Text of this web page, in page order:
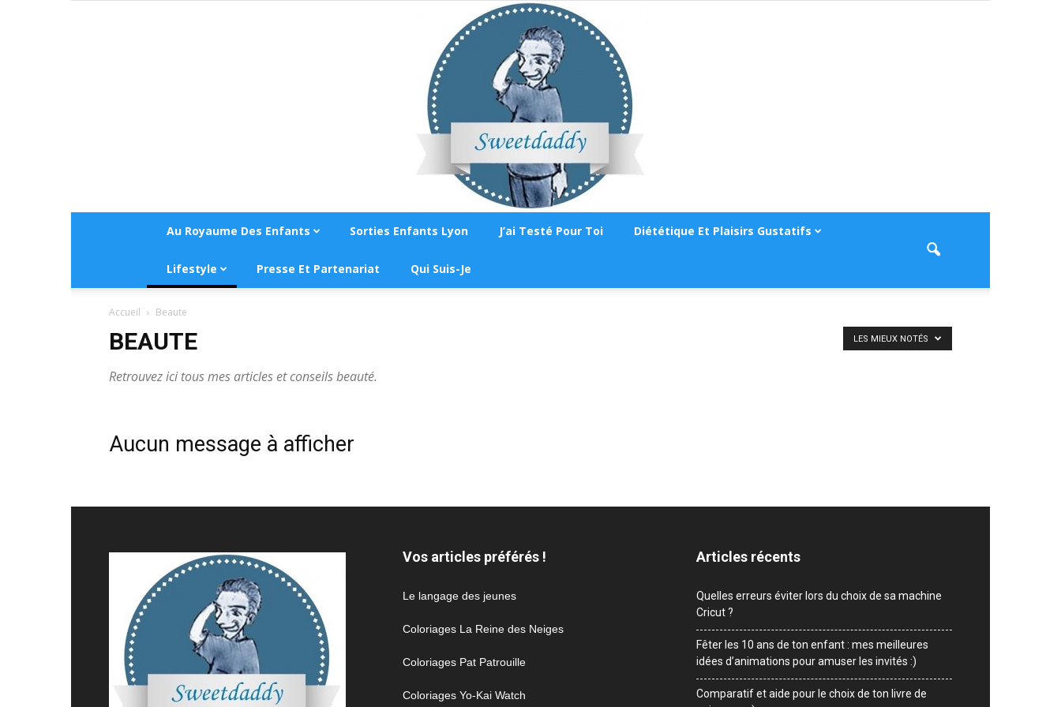
Au Royaume Des Enfants Sorties Enfants Lyon J’ai Testé Pour Toi Diététique Et Plaisirs Gustatifs
Lifestyle Presse Et Partenariat Qui Suis-Je
Accueil Beaute
BEAUTE
Retrouvez ici tous mes articles et conseils beauté.
LES MIEUX NOTÉS
Aucun message à afficher
Vos articles préférés !
Le langage des jeunes
Coloriages La Reine des Neiges
Coloriages Pat Patrouille
Coloriages Yo-Kai Watch
Articles récents
Quelles erreurs éviter lors du choix de sa machine
Cricut ?
Fêter les 10 ans de ton enfant : mes meilleures
idées d’animations pour amuser les invités :)
Comparatif et aide pour le choix de ton livre de